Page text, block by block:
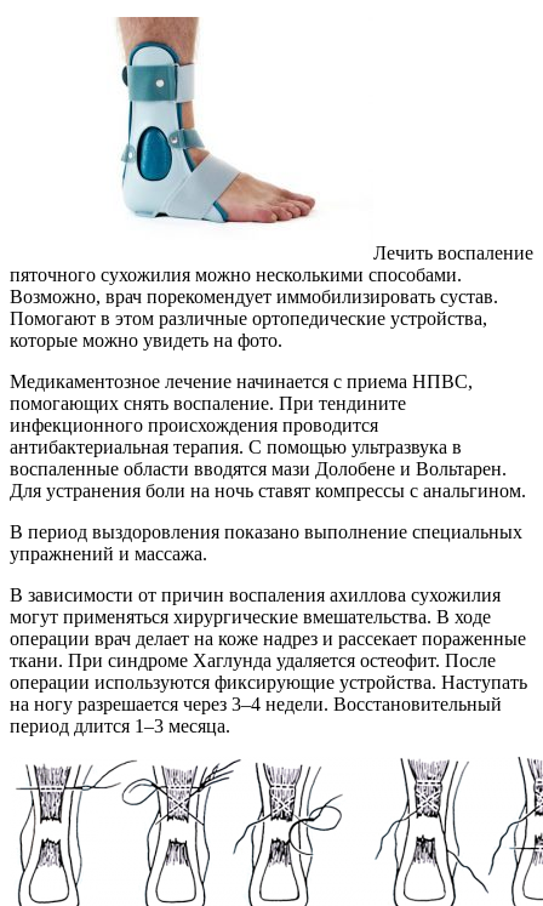
Лечить воспаление
пяточного сухожилия можно несколькими способами.
Возможно, врач порекомендует иммобилизировать сустав.
Помогают в этом различные ортопедические устройства,
которые можно увидеть на фото.
Медикаментозное лечение начинается с приема НПВС,
помогающих снять воспаление. При тендините
инфекционного происхождения проводится
антибактериальная терапия. С помощью ультразвука в
воспаленные области вводятся мази Долобене и Вольтарен.
Для устранения боли на ночь ставят компрессы с анальгином.
В период выздоровления показано выполнение специальных
упражнений и массажа.
В зависимости от причин воспаления ахиллова сухожилия
могут применяться хирургические вмешательства. В ходе
операции врач делает на коже надрез и рассекает пораженные
ткани. При синдроме Хаглунда удаляется остеофит. После
операции используются фиксирующие устройства. Наступать
на ногу разрешается через 3–4 недели. Восстановительный
период длится 1–3 месяца.